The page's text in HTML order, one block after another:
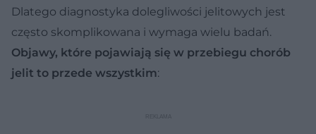
Dlatego diagnostyka dolegliwości jelitowych jest
często skomplikowana i wymaga wielu badań.
Objawy, które pojawiają się w przebiegu chorób
jelit to przede wszystkim: